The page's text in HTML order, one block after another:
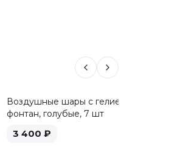
Воздушные шары с гелием,
фонтан, голубые, 7 шт
3 400 ₽